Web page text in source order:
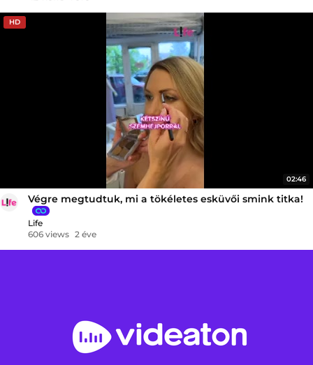
HD
02:46
Végre megtudtuk, mi a tökéletes esküvői smink titka!
Life
606 views 2 éve